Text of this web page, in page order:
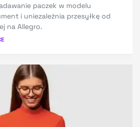
paczek w modelu
i uniezależnia przesyłkę od
na Allegro.